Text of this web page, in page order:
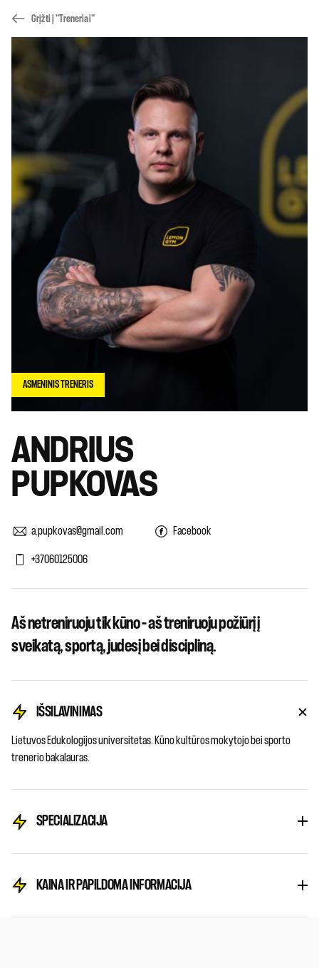
Grįžti į "Treneriai"
ANDRIUS
PUPKOVAS
a.pupkovas@gmail.com
+37060125006
Facebook
Aš netreniruoju tik kūno – aš treniruoju požiūrį į
sveikatą, sportą, judesį bei discipliną.
IŠSILAVINIMAS
Lietuvos Edukologijos universitetas. Kūno kultūros mokytojo bei sporto
trenerio bakalauras.
SPECIALIZACIJA
KAINA IR PAPILDOMA INFORMACIJA
ASMENINIS TRENERIS